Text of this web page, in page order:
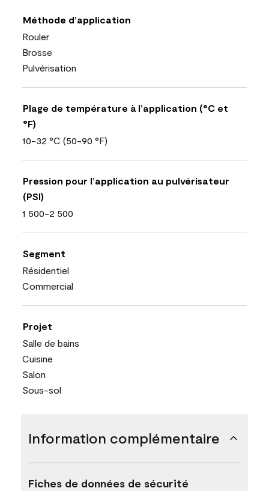
Méthode d’application
Rouler
Brosse
Pulvérisation
Plage de température à l’application (°C et
°F)
10-32 °C (50-90 °F)
Pression pour l’application au pulvérisateur
(PSI)
1 500-2 500
Segment
Résidentiel
Commercial
Projet
Salle de bains
Cuisine
Salon
Sous-sol
Information complémentaire
Fiches de données de sécurité